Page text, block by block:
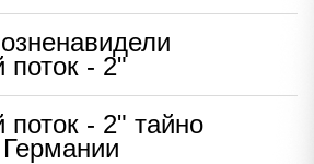
- 2"
- 2" тайно